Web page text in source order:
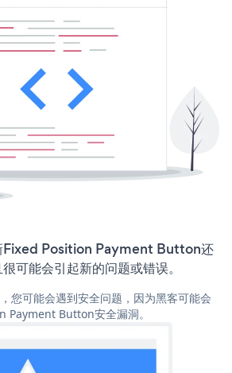
Fixed Position Payment Button还
可能会引起新的问题或错误。
您可能会遇到安全问题，因为黑客可能会
Payment Button安全漏洞。